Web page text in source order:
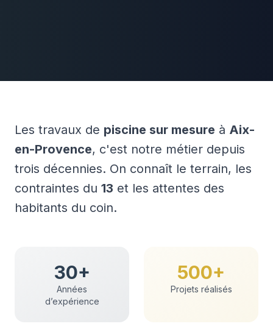
Les travaux de piscine sur mesure à Aix-
en-Provence, c'est notre métier depuis
trois décennies. On connaît le terrain, les
contraintes du 13 et les attentes des
habitants du coin.
30+
Années
d’expérience
500+
Projets réalisés